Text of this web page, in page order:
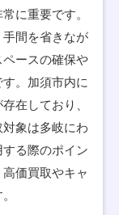
に重要です。
間を省きなが
ースの確保や
。加須市内に
在しており、
象は多岐にわ
る際のポイン
価買取やキャ